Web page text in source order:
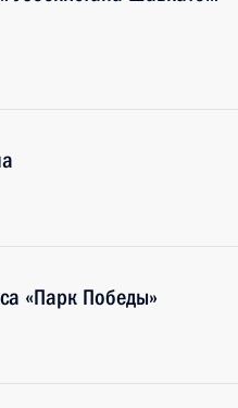
«Парк Победы»